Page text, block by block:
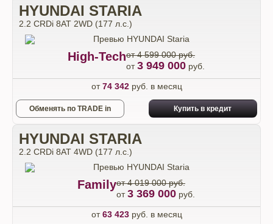
HYUNDAI STARIA
2.2 CRDi 8AT 2WD (177 л.с.)
High-Techот 4 599 000 руб.
от3 949 000 руб.
от74 342руб. в месяц
Обменять по TRADE in Купить в кредит
HYUNDAI STARIA
2.2 CRDi 8AT 4WD (177 л.с.)
Familyот 4 019 000 руб.
от3 369 000 руб.
от63 423руб. в месяц